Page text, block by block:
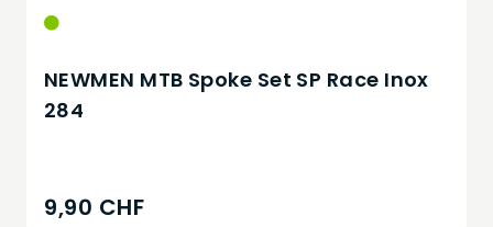
NEWMEN MTB Spoke Set SP Race Inox
284
9,90 CHF